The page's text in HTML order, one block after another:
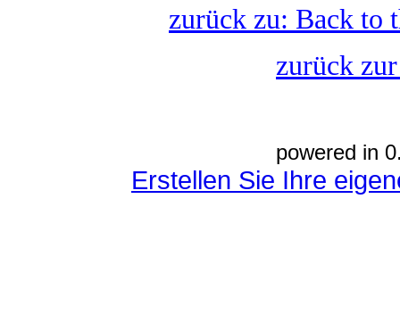
zurück zu: Back to
zurück
powered in
Erstellen Sie Ihre